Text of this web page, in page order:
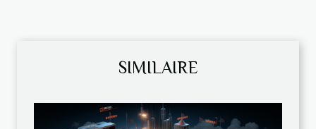
SIMILAIRE